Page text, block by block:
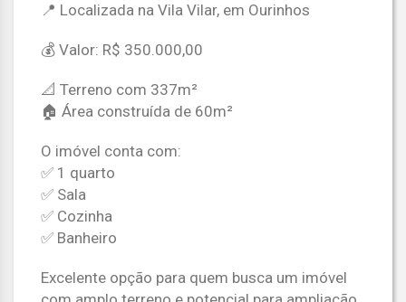
📍 Localizada na Vila Vilar, em Ourinhos
💰 Valor: R$ 350.000,00
📐 Terreno com 337m²
🏠 Área construída de 60m²
O imóvel conta com:
✅ 1 quarto
✅ Sala
✅ Cozinha
✅ Banheiro
Excelente opção para quem busca um imóvel